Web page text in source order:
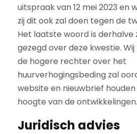
uitspraak van 12 mei 2023 en
zij dit ook zal doen tegen de
Het laatste woord is derhalve
gezegd over deze kwestie.
de hogere rechter over het
huurverhogingsbeding zal
website en nieuwbrief houden
hoogte van de ontwikkelingen.
Juridisch advies